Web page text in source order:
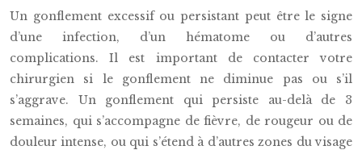
Un gonflement excessif ou persistant peut être le signe
d’une infection, d’un hématome ou d’autres
complications. Il est important de contacter votre
chirurgien si le gonflement ne diminue pas ou s’il
s’aggrave. Un gonflement qui persiste au-delà de 3
semaines, qui s’accompagne de fièvre, de rougeur ou de
douleur intense, ou qui s’étend à d’autres zones du visage